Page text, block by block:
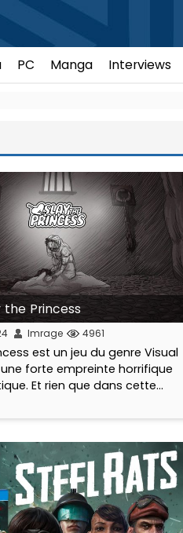
PC Manga Interviews
the Princess
Imrage 4961
est un jeu du genre Visual
forte empreinte horrifique
Et rien que dans cette
j’ai tout dit. Néanmoins, si
convaincre par les